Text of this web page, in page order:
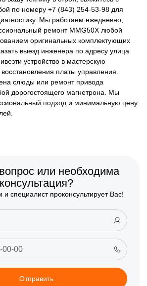
по номеру +7 (843) 254-53-98 для
Мы работаем ежедневно,
ремонт MMG50X любой
оригинальных комплектующих
выезд инженера по адресу улица
устройство в мастерскую
платы управления.
слюды или ремонт привода
дорогостоящего магнетрона. Мы
подход и минимальную цену
или необходима
консультация?
и специалист проконсультирует Вас!
Отправить